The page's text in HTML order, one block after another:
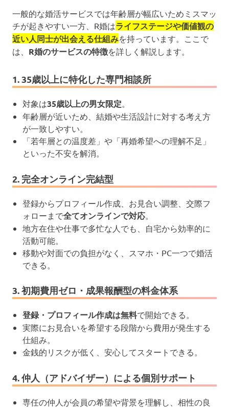
一般的な婚活サービスでは年齢層が幅広いためミスマッ
チが起きやすい一方、R婚はライフステージや価値観の
近い人同士が出会える仕組みを持っています。ここで
は、 R婚のサービスの特徴を詳しく解説します。
1. 35歳以上に特化した専門相談所
対象は35歳以上の男女限定。
年齢層が近いため、結婚や生活設計に対する考え方
が一致しやすい。
「若年層との温度差」や「再婚希望への理解不足」
といった不安を解消。
2. 完全オンライン完結型
登録からプロフィール作成、お見合い調整、交際フ
ォローまで全てオンラインで対応
地方在住や仕事で多忙な人でも、自宅から効率的に
活動可能。
移動や対面での負担がなく、スマホ・PC一つで婚活
できる。
3. 初期費用ゼロ・成果報酬型の料金体系
登録・プロフィール作成は無料で開始できる。
実際にお見合いを希望する段階から費用が発生する
仕組み。
金銭的リスクが低く、安心してスタートできる。
4. 仲人（アドバイザー）による個別サポート
専任の仲人が会員の希望や背景を理解し、相性の良